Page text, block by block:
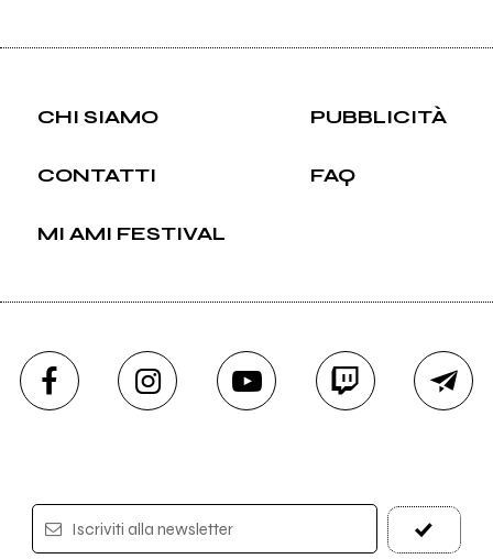
CHI SIAMO PUBBLICITÀ
CONTATTI FAQ
MI AMI FESTIVAL
Iscriviti alla newsletter